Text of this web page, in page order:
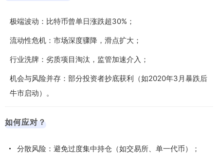
极端波动：比特币曾单日涨跌超30%；
流动性危机：市场深度骤降，滑点扩大；
行业洗牌：劣质项目淘汰，监管加速介入；
机会与风险并存：部分投资者抄底获利（如2020年3月暴跌后
牛市启动）。
如何应对？
分散风险：避免过度集中持仓（如交易所、单一代币）；